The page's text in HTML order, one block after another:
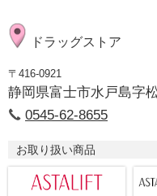
ドラッグストア
〒416-0921
静岡県富士市水戸島字
0545-62-8655
お取り扱い商品